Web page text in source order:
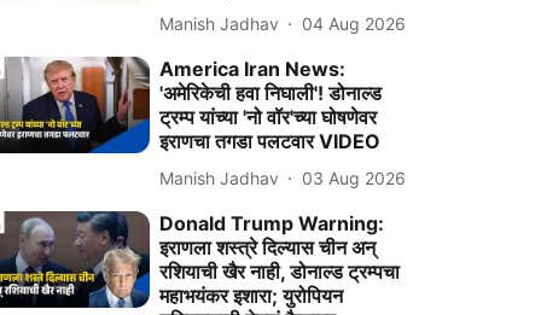
Manish Jadhav 04 Aug 2026
America Iran News:
'अमेरिकेची हवा निघाली'! डोनाल्ड
ट्रम्प यांच्या 'नो वॉर'च्या घोषणेवर
इराणचा तगडा पलटवार VIDEO
Manish Jadhav 03 Aug 2026
Donald Trump Warning:
इराणला शस्त्रे दिल्यास चीन अन्
रशियाची खैर नाही, डोनाल्ड ट्रम्पचा
महाभयंकर इशारा; युरोपियन